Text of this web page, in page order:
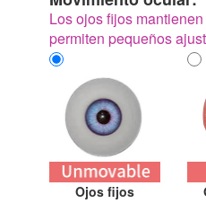
Los ojos fijos
permiten pequeños
Ojos fijos